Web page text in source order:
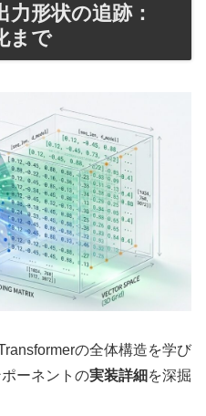
形状の追跡：
まで
の全体構造を学び
ーネントの実装詳細 を深掘